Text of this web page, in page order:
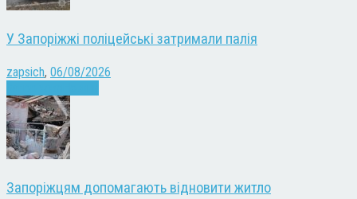
У Запоріжжі поліцейські затримали палія
zapsich, 06/08/2026
Запоріжцям допомагають відновити житло